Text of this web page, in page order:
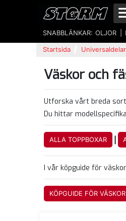
SNABBLÄNKAR: OLJOR
Startsida
Väskor och
Utforska vårt breda
Du hittar
ALLA TOPPBOXAR
I vår köpguide för
KÖPGUIDE FÖR VÄSKOR